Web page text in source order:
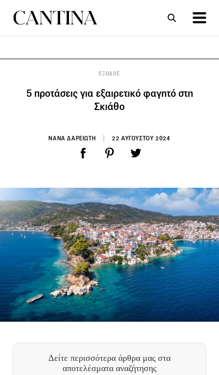
ΕΞΟΔΟΣ
5 προτάσεις για εξαιρετικό φαγητό στη
Σκιάθο
ΝΑΝΑ ΔΑΡΕΙΩΤΗ 22 ΑΥΓΟΥΣΤΟΥ 2024
Δείτε περισσότερα άρθρα μας στα
αποτελέσματα αναζήτησης